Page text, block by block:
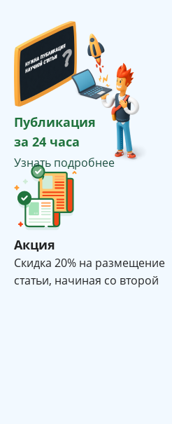
Публикация
за 24 часа
Узнать подробнее
Акция
Cкидка 20% на размещение
статьи, начиная со второй